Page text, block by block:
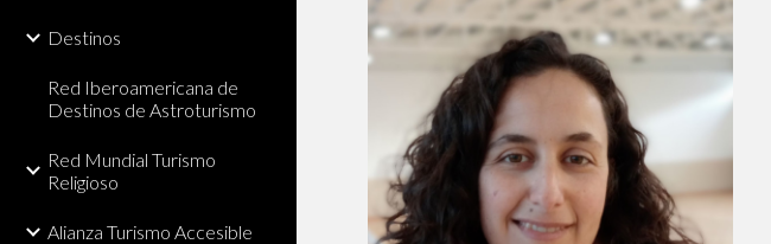
Destinos
Red Iberoamericana de
Destinos de Astroturismo
Red Mundial Turismo
Religioso
Alianza Turismo Accesible